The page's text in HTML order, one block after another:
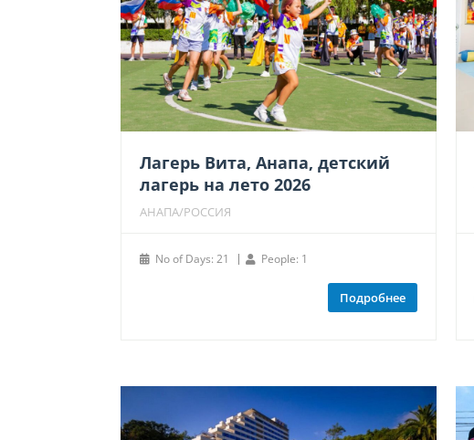
Лагерь Вита, Анапа, детский
лагерь на лето 2026
АНАПА/РОССИЯ
No of Days: 21 People: 1
Подробнее